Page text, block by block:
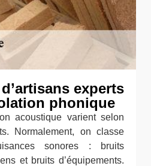
experts
phonique
acoustique varient selon
Normalement, on classe
sonores : bruits
et bruits d’équipements.